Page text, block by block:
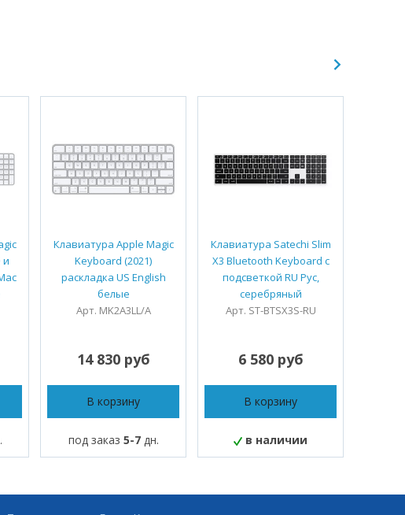
и
Клавиатура Apple Magic
Keyboard (2021)
раскладка US English
белые
Арт. MK2A3LL/A
14 830 руб
В корзину
под заказ 5-7дн.
Клавиатура Satechi Slim
X3 Bluetooth Keyboard с
подсветкой RU Рус,
серебряный
Арт. ST-BTSX3S-RU
6 580 руб
В корзину
в наличии